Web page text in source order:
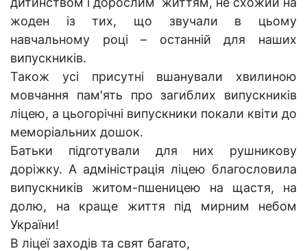
жоден із тих, що звучали в цьому
навчальному році – останній для наших
випускників.
Також усі присутні вшанували хвилиною
мовчання пам'ять про загиблих випускників
ліцею, а цьогорічні випускники покали квіти до
меморіальних дошок.
Батьки підготували для них рушникову
доріжку. А адміністрація ліцею благословила
випускників житом-пшеницею на щастя, на
долю, на краще життя під мирним небом
України!
В ліцеї заходів та свят багато,